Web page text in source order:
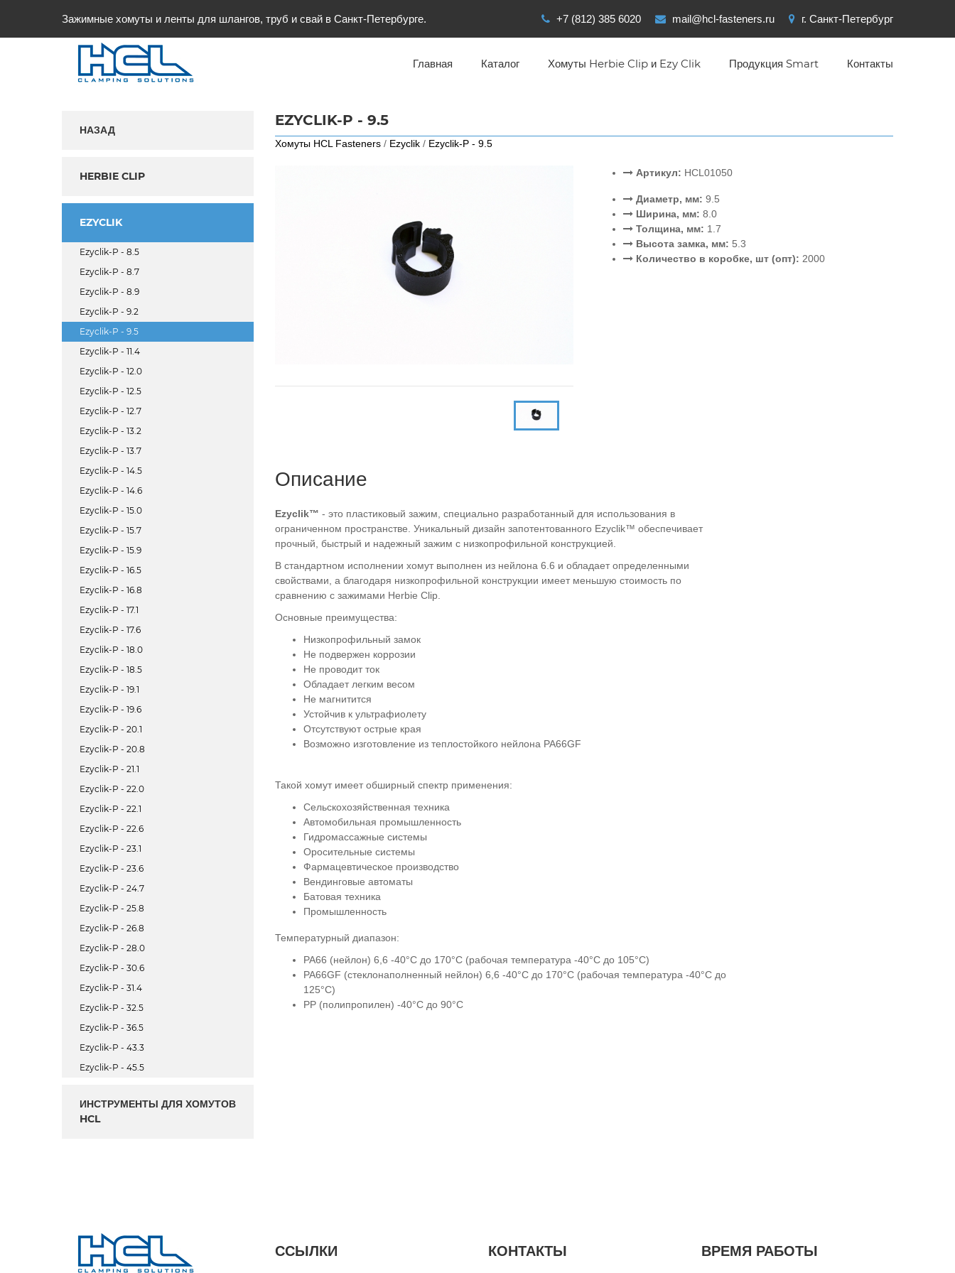
Зажимные хомуты и ленты для шлангов, труб и свай в Санкт-Петербурге. +7 (812) 385 6020 mail@hcl-fasteners.ru г. Санкт-Петербург
Главная Каталог Хомуты Herbie Clip и Ezy Clik Продукция Smart Контакты
НАЗАД
HERBIE CLIP
EZYCLIK
Ezyclik-P - 8.5
Ezyclik-P - 8.7
Ezyclik-P - 8.9
Ezyclik-P - 9.2
Ezyclik-P - 9.5
Ezyclik-P - 11.4
Ezyclik-P - 12.0
Ezyclik-P - 12.5
Ezyclik-P - 12.7
Ezyclik-P - 13.2
Ezyclik-P - 13.7
Ezyclik-P - 14.5
Ezyclik-P - 14.6
Ezyclik-P - 15.0
Ezyclik-P - 15.7
Ezyclik-P - 15.9
Ezyclik-P - 16.5
Ezyclik-P - 16.8
Ezyclik-P - 17.1
Ezyclik-P - 17.6
Ezyclik-P - 18.0
Ezyclik-P - 18.5
Ezyclik-P - 19.1
Ezyclik-P - 19.6
Ezyclik-P - 20.1
Ezyclik-P - 20.8
Ezyclik-P - 21.1
Ezyclik-P - 22.0
Ezyclik-P - 22.1
Ezyclik-P - 22.6
Ezyclik-P - 23.1
Ezyclik-P - 23.6
Ezyclik-P - 24.7
Ezyclik-P - 25.8
Ezyclik-P - 26.8
Ezyclik-P - 28.0
Ezyclik-P - 30.6
Ezyclik-P - 31.4
Ezyclik-P - 32.5
Ezyclik-P - 36.5
Ezyclik-P - 43.3
Ezyclik-P - 45.5
ИНСТРУМЕНТЫ ДЛЯ ХОМУТОВ
HCL
EZYCLIK-P - 9.5
Хомуты HCL Fasteners / Ezyclik / Ezyclik-P - 9.5
Артикул: HCL01050
Диаметр, мм: 9.5
Ширина, мм: 8.0
Толщина, мм: 1.7
Высота замка, мм: 5.3
Количество в коробке, шт (опт): 2000
Описание
Ezyclik™ - это пластиковый зажим, специально разработанный для использования в
ограниченном пространстве. Уникальный дизайн запотентованного Ezyclik™ обеспечивает
прочный, быстрый и надежный зажим с низкопрофильной конструкцией.
В стандартном исполнении хомут выполнен из нейлона 6.6 и обладает определенными
свойствами, а благодаря низкопрофильной конструкции имеет меньшую стоимость по
сравнению с зажимами Herbie Clip.
Основные преимущества:
Низкопрофильный замок
Не подвержен коррозии
Не проводит ток
Обладает легким весом
Не магнитится
Устойчив к ультрафиолету
Отсутствуют острые края
Возможно изготовление из теплостойкого нейлона PA66GF
Такой хомут имеет обширный спектр применения:
Сельскохозяйственная техника
Автомобильная промышленность
Гидромассажные системы
Оросительные системы
Фармацевтическое производство
Вендинговые автоматы
Батовая техника
Промышленность
Температурный диапазон:
PA66 (нейлон) 6,6 -40°C до 170°C (рабочая температура -40°C до 105°C)
PA66GF (стеклонаполненный нейлон) 6,6 -40°C до 170°C (рабочая температура -40°C до
125°C)
PP (полипропилен) -40°C до 90°C
ССЫЛКИ КОНТАКТЫ ВРЕМЯ РАБОТЫ